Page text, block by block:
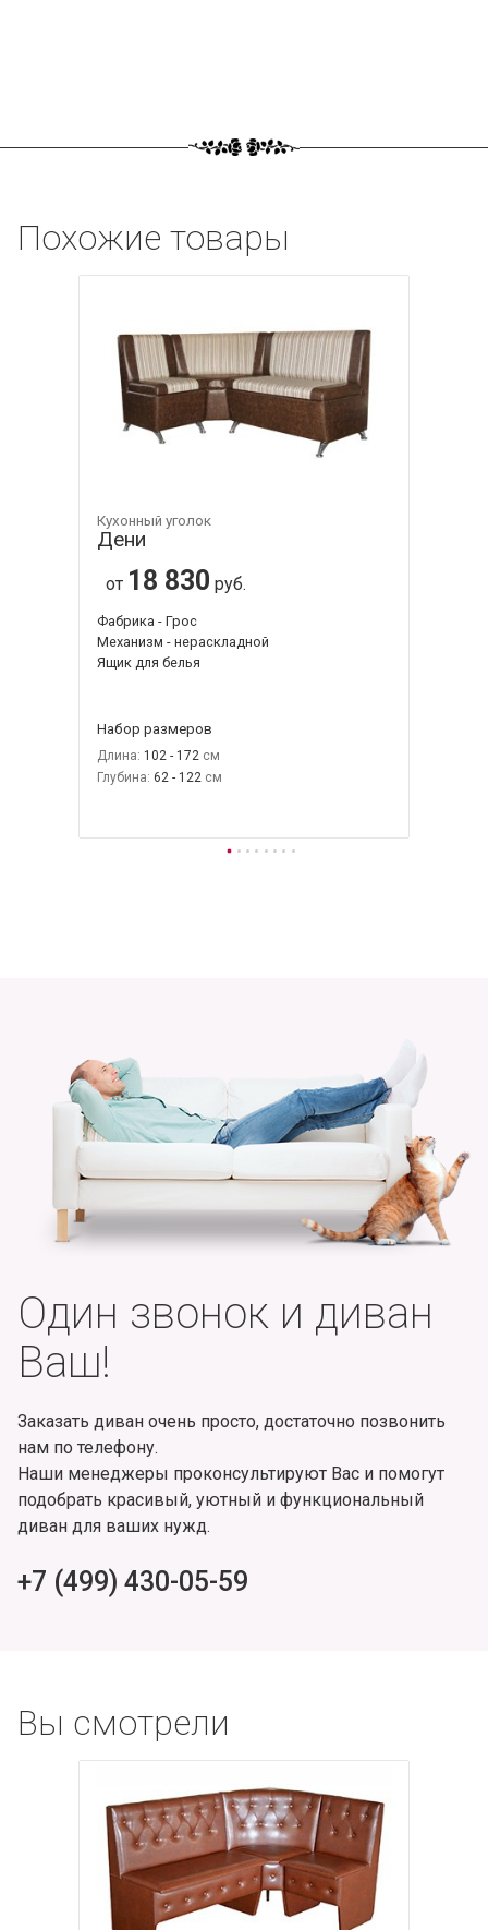
Похожие товары
Кухонный уголок
Дени
от 18 830 руб.
Фабрика - Грос
Механизм - нераскладной
Ящик для белья
Набор размеров
Длина: 102 - 172
Глубина: 62 - 122
Один звонок и диван
Ваш!
Заказать диван очень просто, достаточно позвонить
нам по телефону.
Наши менеджеры проконсультируют Вас и помогут
подобрать красивый, уютный и функциональный
диван для ваших нужд.
+7 (499) 430-05-59
Вы смотрели